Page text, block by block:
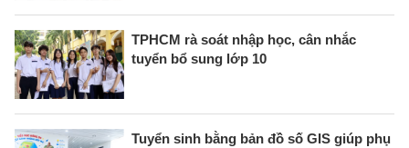
TPHCM rà soát nhập học, cân nhắc
tuyển bổ sung lớp 10
Tuyển sinh bằng bản đồ số GIS giúp phụ